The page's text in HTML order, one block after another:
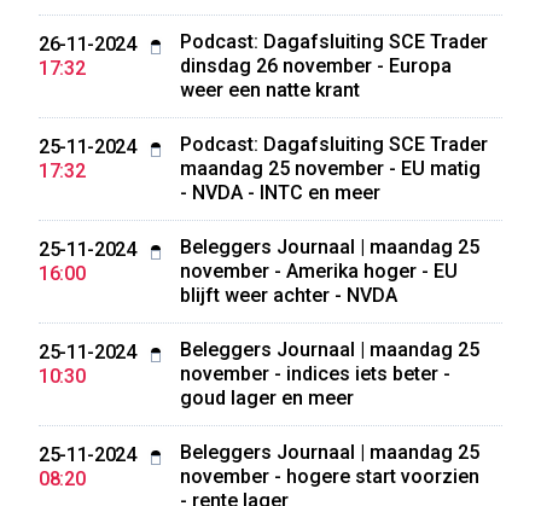
26-11-2024
17:32
Podcast: Dagafsluiting SCE Trader
dinsdag 26 november - Europa
weer een natte krant
25-11-2024
17:32
Podcast: Dagafsluiting SCE Trader
maandag 25 november - EU matig
- NVDA - INTC en meer
25-11-2024
16:00
Beleggers Journaal | maandag 25
november - Amerika hoger - EU
blijft weer achter - NVDA
25-11-2024
10:30
Beleggers Journaal | maandag 25
november - indices iets beter -
goud lager en meer
25-11-2024
08:20
Beleggers Journaal | maandag 25
november - hogere start voorzien
- rente lager